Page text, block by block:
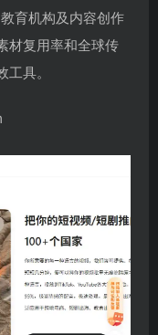
育机构及内容创作
材复用率和全球传
具。